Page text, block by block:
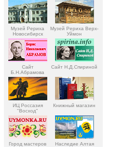
Музей Рериха
Новосибирск
Музей Рериха Верх-
Уймон
Сайт
Б.Н.Абрамова
Сайт Н.Д.Спириной
ИЦ Россазия
"Восход"
Книжный магазин
Город мастеров Наследие Алтая